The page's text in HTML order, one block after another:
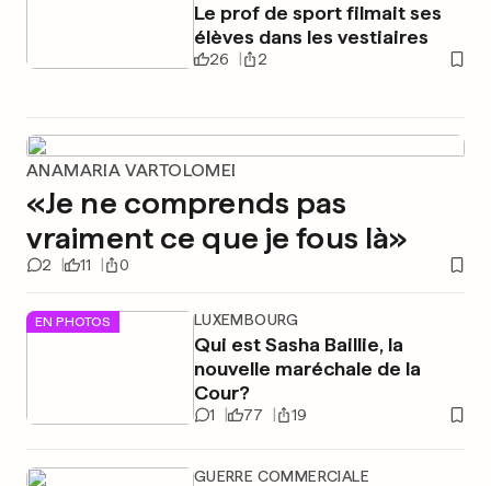
Le prof de sport filmait ses
élèves dans les vestiaires
26 2
ANAMARIA VARTOLOMEI
«Je ne comprends pas
vraiment ce que je fous là»
2 11 0
EN PHOTOS LUXEMBOURG
Qui est Sasha Baillie, la
nouvelle maréchale de la
Cour?
1 77 19
GUERRE COMMERCIALE